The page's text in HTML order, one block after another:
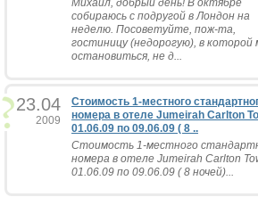
Михаил, добрый день! В октябре
собираюсь с подругой в Лондон на
неделю. Посоветуйте, пож-та,
гостиницу (недорогую), в которой
остановиться, не д...
23.04
2009
Стоимость 1-местного
номера в отеле Jumeirah Carlton
01.06.09 по 09.06.09 ( 8 ..
Стоимость 1-местного
номера в отеле Jumeirah Carlton
01.06.09 по 09.06.09 ( 8 ночей)...